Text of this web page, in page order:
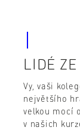
LIDÉ ZE
Vy, vaši
největšího
velkou mocí
v našich